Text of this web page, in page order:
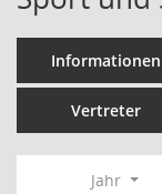
Informationen
Vertreter
Jahr